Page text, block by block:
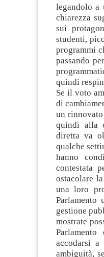
legandolo a
chiarezza
sui
studenti,
programmi
passando
quindi
Se il voto
di
un
quindi alla
diretta va
qualche
hanno
contestata
ostacolare
una loro
Parlamento
gestione
mostrate
accodarsi
ambiguità,